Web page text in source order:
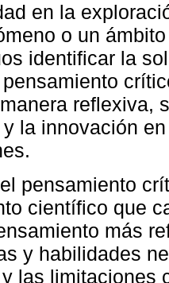
en la
o un
identificar la
reflexiva,
la innovación
pensamiento
científico que
más
y habilidades
las limitaciones